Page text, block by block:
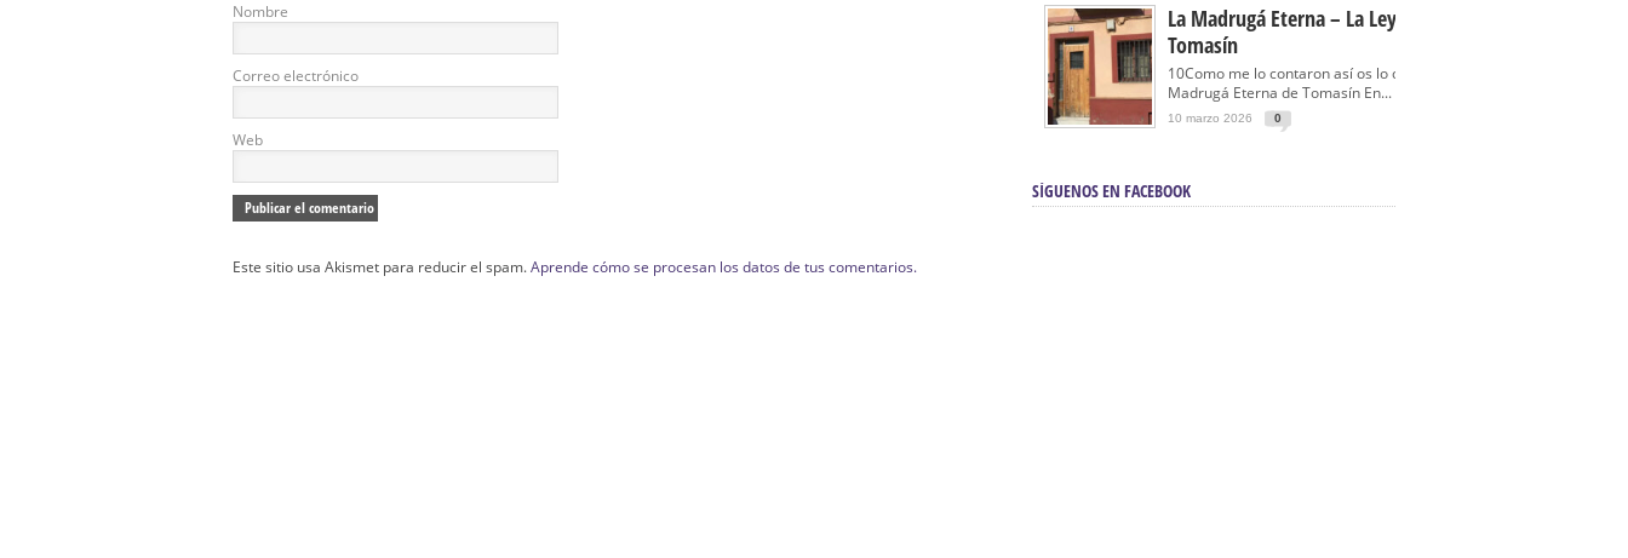
Nombre
Correo electrónico
Web
Este sitio usa Akismet para reducir el spam.Aprende cómo se procesan los datos de tus comentarios.
La Madrugá Eterna – La Leyenda De
Tomasín
10Como me lo contaron así os lo cuento… La
Madrugá Eterna de Tomasín En...
10 marzo 2026 0
SÍGUENOS EN FACEBOOK